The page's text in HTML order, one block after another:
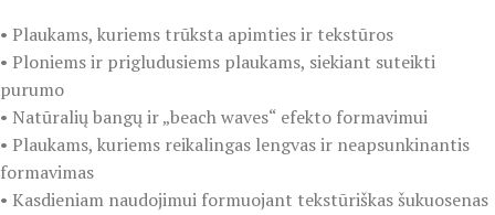
• Plaukams, kuriems trūksta apimties ir tekstūros
• Ploniems ir prigludusiems plaukams, siekiant suteikti
purumo
• Natūralių bangų ir „beach waves“ efekto formavimui
• Plaukams, kuriems reikalingas lengvas ir neapsunkinantis
formavimas
• Kasdieniam naudojimui formuojant tekstūriškas šukuosenas